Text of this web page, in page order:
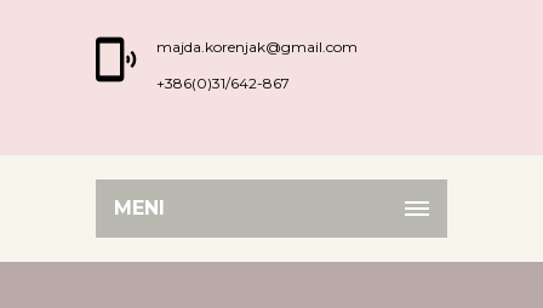
majda.korenjak@gmail.com
+386(0)31/642-867
MENI